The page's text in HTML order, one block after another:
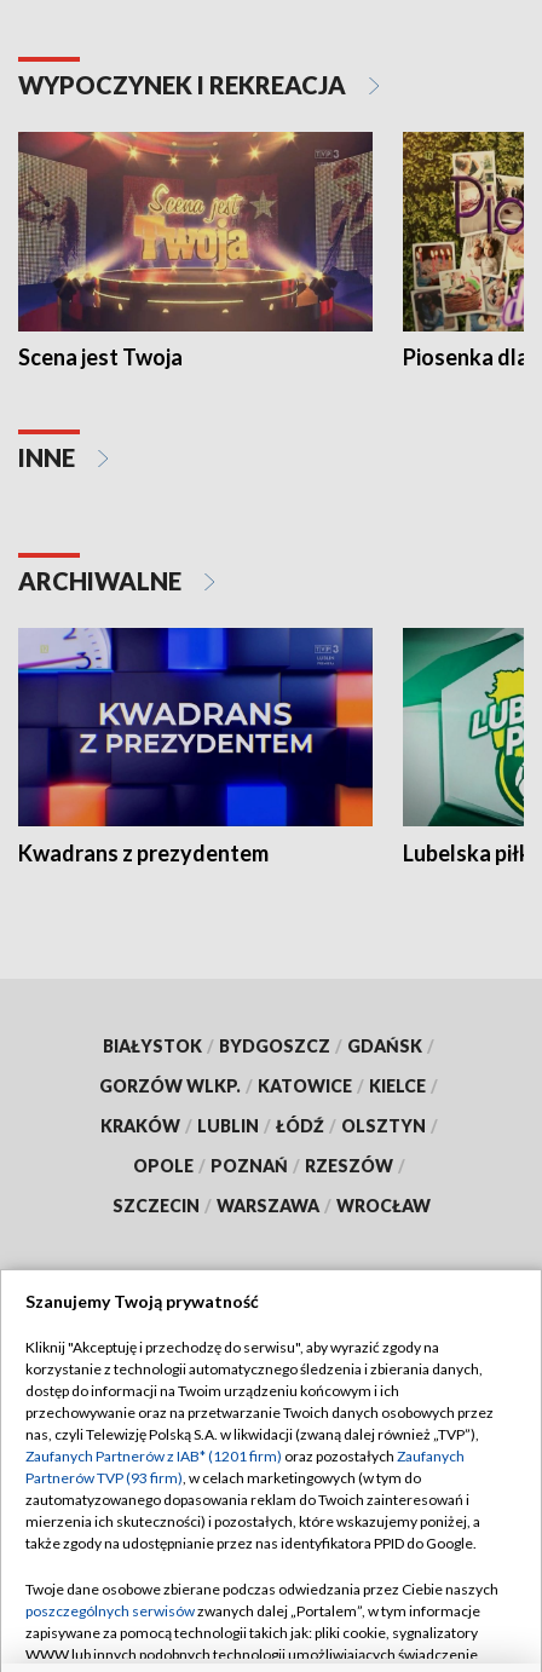
WYPOCZYNEK I REKREACJA
Scena jest Twoja Piosenka dla
INNE
ARCHIWALNE
Kwadrans z prezydentem Lubelska piłka
BIAŁYSTOK / BYDGOSZCZ / GDAŃSK /
GORZÓW WLKP. / KATOWICE / KIELCE /
KRAKÓW / LUBLIN / ŁÓDŹ / OLSZTYN /
OPOLE / POZNAŃ / RZESZÓW /
SZCZECIN / WARSZAWA / WROCŁAW
TVP
Abonament TVP
Emisja w TVP
Centrum informacji TVP
Naziemna Telewizja Cyfrowa
Rada Programowa
System NOS
Regulamin TVP
Polityka prywatności
Moje zgody
Pomoc
Kontakt
Szanujemy Twoją prywatność
Kliknij "Akceptuję i przechodzę do serwisu", aby wyrazić zgody na
korzystanie z technologii automatycznego śledzenia i zbierania danych,
dostęp do informacji na Twoim urządzeniu końcowym i ich
przechowywanie oraz na przetwarzanie Twoich danych osobowych przez
nas, czyli Telewizję Polską S.A. w likwidacji (zwaną dalej również „TVP”),
Zaufanych Partnerów z IAB* (1201 firm) oraz pozostałych Zaufanych
Partnerów TVP (93 firm), w celach marketingowych (w tym do
zautomatyzowanego dopasowania reklam do Twoich zainteresowań i
mierzenia ich skuteczności) i pozostałych, które wskazujemy poniżej, a
także zgody na udostępnianie przez nas identyfikatora PPID do Google.
Twoje dane osobowe zbierane podczas odwiedzania przez Ciebie naszych
poszczególnych serwisówzwanych dalej „Portalem”, w tym informacje
zapisywane za pomocą technologii takich jak: pliki cookie, sygnalizatory
WWW lub innych podobnych technologii umożliwiających świadczenie